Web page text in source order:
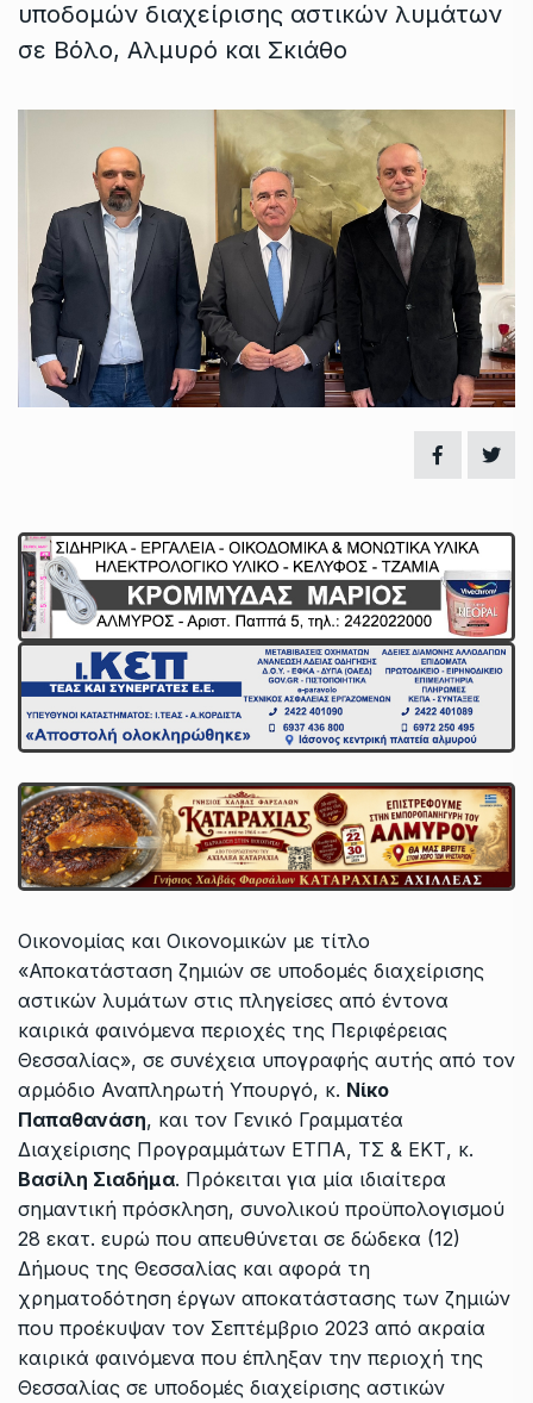
υποδομών διαχείρισης αστικών λυμάτων
σε Βόλο, Αλμυρό και Σκιάθο
Οικονομίας και Οικονομικών με τίτλο
«Αποκατάσταση ζημιών σε υποδομές διαχείρισης
αστικών λυμάτων στις πληγείσες από έντονα
καιρικά φαινόμενα περιοχές της Περιφέρειας
Θεσσαλίας», σε συνέχεια υπογραφής αυτής από τον
αρμόδιο Αναπληρωτή Υπουργό, κ. Νίκο
Παπαθανάση, και τον Γενικό Γραμματέα
Διαχείρισης Προγραμμάτων ΕΤΠΑ, ΤΣ & ΕΚΤ, κ.
Βασίλη Σιαδήμα. Πρόκειται για μία ιδιαίτερα
σημαντική πρόσκληση, συνολικού προϋπολογισμού
28 εκατ. ευρώ που απευθύνεται σε δώδεκα (12)
Δήμους της Θεσσαλίας και αφορά τη
χρηματοδότηση έργων αποκατάστασης των ζημιών
που προέκυψαν τον Σεπτέμβριο 2023 από ακραία
καιρικά φαινόμενα που έπληξαν την περιοχή της
Θεσσαλίας σε υποδομές διαχείρισης αστικών